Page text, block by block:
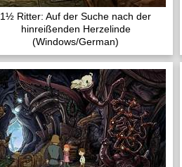
1½ Ritter: Auf der Suche nach der
hinreißenden Herzelinde
(Windows/German)